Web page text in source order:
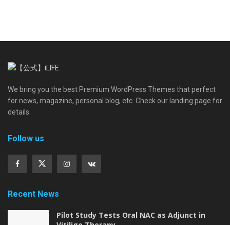
We bring you the best Premium WordPress Themes that perfect
for news, magazine, personal blog, etc. Check our landing page for
details.
Follow us
Recent News
Pilot Study Tests Oral NAC as Adjunct in